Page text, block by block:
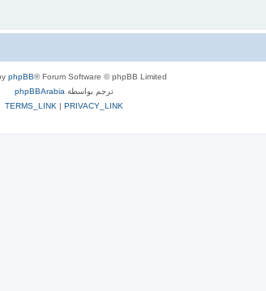
phpBB® Forum Software © phpBB Limited
ترجم بواسطة phpBBArabia
PRIVACY_LINK
|
TERMS_LINK